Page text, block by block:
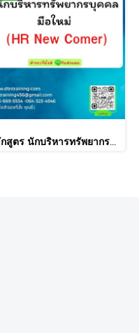
หลักสูตร นักบริหารทรัพยากรบุคคลมือใหม่ (HR New Comer)